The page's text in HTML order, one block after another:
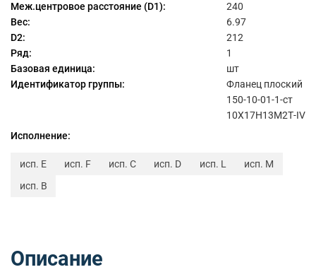
Меж.центровое расстояние (D1):
240
Вес:
6.97
D2:
212
Ряд:
1
Базовая единица:
шт
Идентификатор группы:
Фланец плоский
150-10-01-1-ст
10Х17Н13М2Т-IV
Исполнение:
исп. E исп. F исп. C исп. D исп. L
исп. M
исп. B
Описание